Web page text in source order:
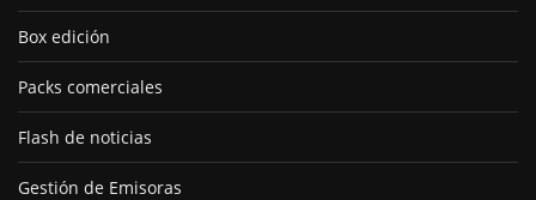
Box edición
Packs comerciales
Flash de noticias
Gestión de Emisoras